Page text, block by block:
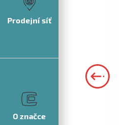
Prodejní síť
O značce